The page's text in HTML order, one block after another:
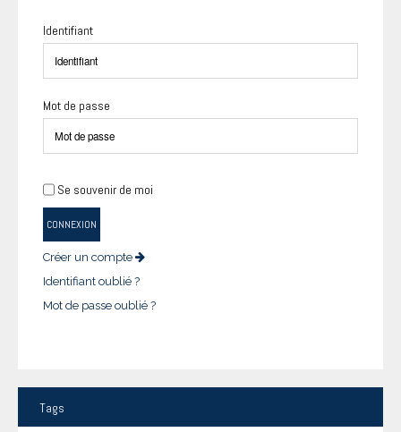
Identifiant
Mot de passe
Se souvenir de moi
CONNEXION
Créer un compte
Identifiant oublié ?
Mot de passe oublié ?
Tags